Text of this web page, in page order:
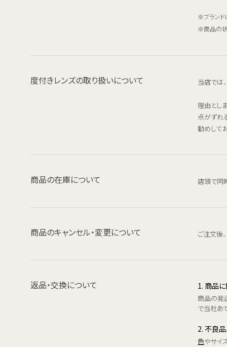
ブラン
商品の
度付きレンズの取り扱いについて 当店では
理由とし
点がずれ
勧めして
商品の在庫について 店頭で同
商品のキャンセル・変更について ご注文後
返品・交換について 1. 商品
商品の発
で当社あ
2. 不良
色やサイ